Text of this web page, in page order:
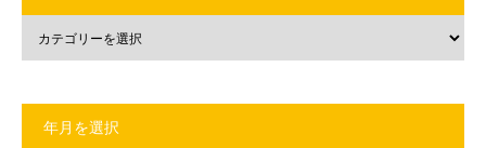
年月を選択